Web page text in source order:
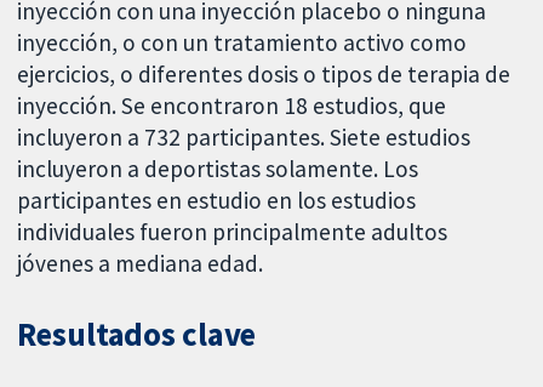
inyección con una inyección placebo o ninguna
inyección, o con un tratamiento activo como
ejercicios, o diferentes dosis o tipos de terapia de
inyección. Se encontraron 18 estudios, que
incluyeron a 732 participantes. Siete estudios
incluyeron a deportistas solamente. Los
participantes en estudio en los estudios
individuales fueron principalmente adultos
jóvenes a mediana edad.
Resultados clave